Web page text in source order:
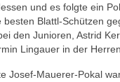
und es folgte ein
Blattl-Schützen
den Junioren, Astrid
Lingauer in der
Josef-Mauerer-Pokal